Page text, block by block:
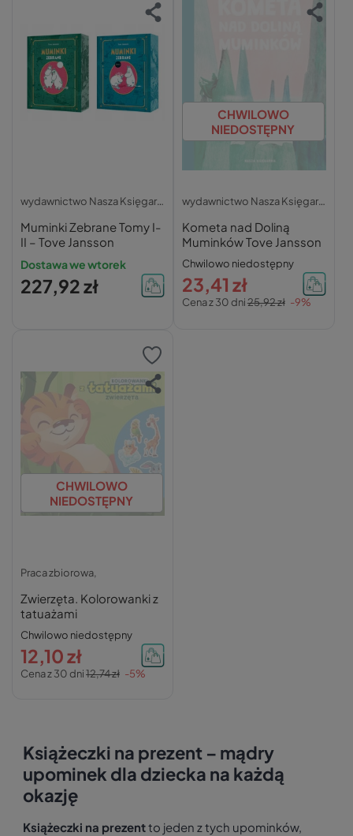
wydawnictwo Nasza Księgarnia
Muminki Zebrane Tomy I-
II – Tove Jansson
Dostawa we wtorek
227,92 zł
CHWILOWO
NIEDOSTĘPNY
wydawnictwo Nasza Księgarnia
Kometa nad Doliną
Muminków Tove Jansson
Chwilowo niedostępny
Cena z 30 dni25,92 zł -9%
23,41 zł
CHWILOWO
NIEDOSTĘPNY
Praca zbiorowa,
Zwierzęta. Kolorowanki z
tatuażami
Chwilowo niedostępny
Cena z 30 dni12,74 zł -5%
12,10 zł
Książeczki na prezent – mądry
upominek dla dziecka na każdą
okazję
Książeczki na prezentto jeden z tych upominków,